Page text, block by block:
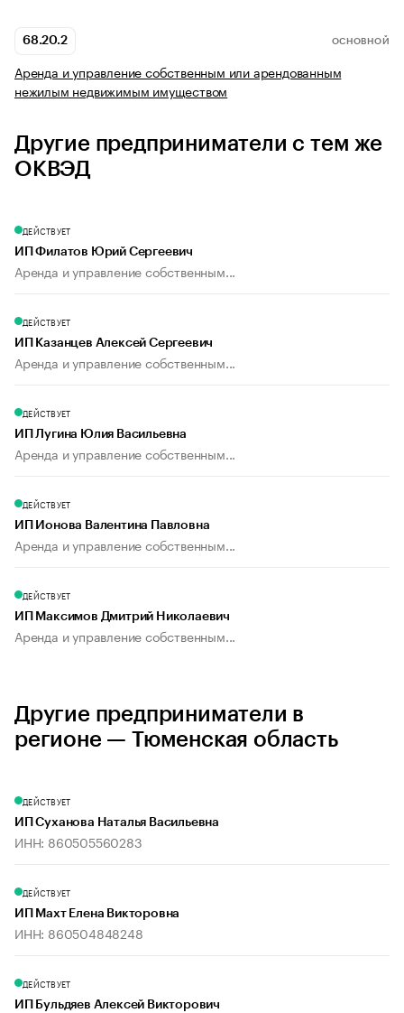
68.20.2 ОСНОВНОЙ
Аренда и управление собственным или арендованным
нежилым недвижимым имуществом
Другие предприниматели с тем же
ОКВЭД
ДЕЙСТВУЕТ
ИП Филатов Юрий Сергеевич
Аренда и управление собственным...
ДЕЙСТВУЕТ
ИП Казанцев Алексей Сергеевич
Аренда и управление собственным...
ДЕЙСТВУЕТ
ИП Лугина Юлия Васильевна
Аренда и управление собственным...
ДЕЙСТВУЕТ
ИП Ионова Валентина Павловна
Аренда и управление собственным...
ДЕЙСТВУЕТ
ИП Максимов Дмитрий Николаевич
Аренда и управление собственным...
Другие предприниматели в
регионе — Тюменская область
ДЕЙСТВУЕТ
ИП Суханова Наталья Васильевна
ИНН: 860505560283
ДЕЙСТВУЕТ
ИП Махт Елена Викторовна
ИНН: 860504848248
ДЕЙСТВУЕТ
ИП Бульдяев Алексей Викторович